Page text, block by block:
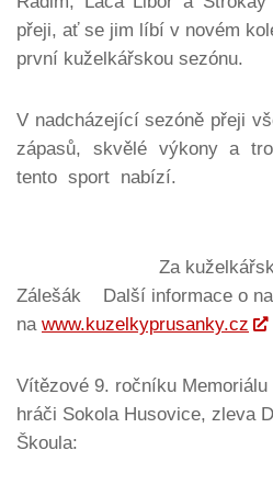
přeji, ať se jim líbí v novém
první kuželkářskou sezónu.
V nadcházející sezóně přeji
zápasů, skvělé výkony a
tento sport nabízí.
Za kuželkářský
Zálešák Další informace o
na www.kuzelkyprusanky.cz
Vítězové 9. ročníku
hráči Sokola Husovice, zleva
Škoula: